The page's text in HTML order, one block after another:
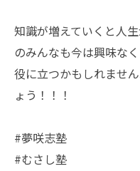
知識が増えていくと人
のみんなも今は興味な
役に立つかもしれませ
ょう！！！
#夢咲志塾
#むさし塾